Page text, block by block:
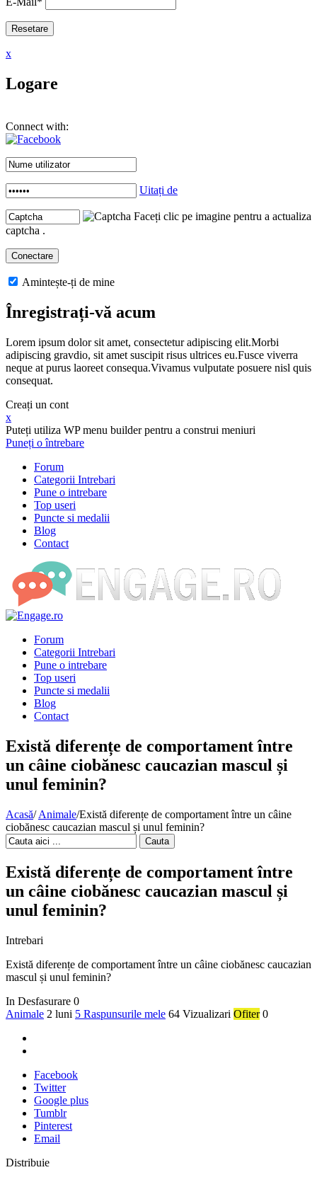
x
Logare
Connect with:
Uitați de
Faceți clic pe imagine pentru a actualiza
captcha .
Amintește-ți de mine
Înregistrați-vă acum
Lorem ipsum dolor sit amet, consectetur adipiscing elit.Morbi
adipiscing gravdio, sit amet suscipit risus ultrices eu.Fusce viverra
neque at purus laoreet consequa.Vivamus vulputate posuere nisl quis
consequat.
Creați un cont
x
Puteți utiliza WP menu builder pentru a construi meniuri
Puneți o întrebare
Forum
Categorii Intrebari
Pune o intrebare
Top useri
Puncte si medalii
Blog
Contact
Forum
Categorii Intrebari
Pune o intrebare
Top useri
Puncte si medalii
Blog
Contact
Există diferențe de comportament între
un câine ciobănesc caucazian mascul și
unul feminin?
Acasă/ Animale/Există diferențe de comportament între un câine
ciobănesc caucazian mascul și unul feminin?
Cauta
Există diferențe de comportament între
un câine ciobănesc caucazian mascul și
unul feminin?
Intrebari
Există diferențe de comportament între un câine ciobănesc caucazian
mascul și unul feminin?
In Desfasurare 0
Animale 2 luni 5 Raspunsurile mele 64 Vizualizari Ofiter 0
Facebook
Twitter
Google plus
Tumblr
Pinterest
Email
Distribuie